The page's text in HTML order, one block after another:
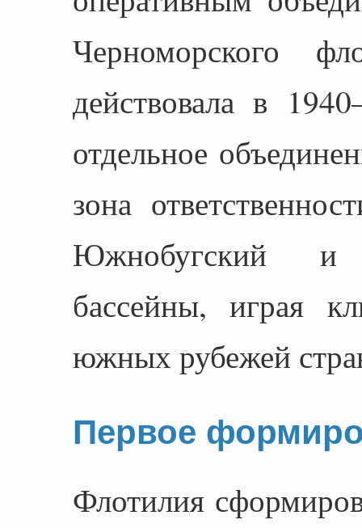
действовала в
отдельное
зона
Южнобугский и
бассейны, играя
южных рубежей
Первое
Флотилия